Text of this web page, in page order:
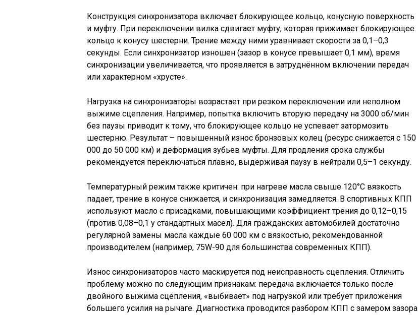
Конструкция синхронизатора включает блокирующее кольцо, конусную поверхность
и муфту. При переключении вилка сдвигает муфту, которая прижимает блокирующее
кольцо к конусу шестерни. Трение между ними уравнивает скорости за 0,1–0,3
секунды. Если синхронизатор изношен (зазор в конусе превышает 0,1 мм), время
синхронизации увеличивается, что проявляется в затруднённом включении передач
или характерном «хрусте».
Нагрузка на синхронизаторы возрастает при резком переключении или неполном
выжиме сцепления. Например, попытка включить вторую передачу на 3000 об/мин
без паузы приводит к тому, что блокирующее кольцо не успевает затормозить
шестерню. Результат – повышенный износ бронзовых колец (ресурс снижается с 150
000 до 50 000 км) и деформация зубьев муфты. Для продления срока службы
рекомендуется переключаться плавно, выдерживая паузу в нейтрали 0,5–1 секунду.
Температурный режим также критичен: при нагреве масла свыше 120°C вязкость
падает, трение в конусе снижается, и синхронизация замедляется. В спортивных КПП
используют масло с присадками, повышающими коэффициент трения до 0,12–0,15
(против 0,08–0,1 у стандартных масел). Для гражданских автомобилей достаточно
регулярной замены масла каждые 60 000 км с вязкостью, рекомендованной
производителем (например, 75W-90 для большинства современных КПП).
Износ синхронизаторов часто маскируется под неисправность сцепления. Отличить
проблему можно по следующим признакам: передача включается только после
двойного выжима сцепления, «выбивает» под нагрузкой или требует приложения
большего усилия на рычаге. Диагностика проводится разбором КПП с замером зазора